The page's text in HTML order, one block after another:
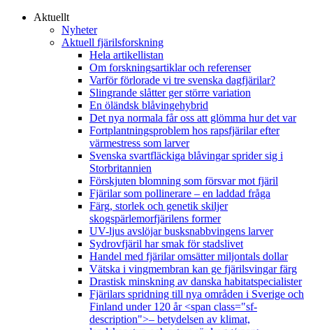
Aktuellt
Nyheter
Aktuell fjärilsforskning
Hela artikellistan
Om forskningsartiklar och referenser
Varför förlorade vi tre svenska dagfjärilar?
Slingrande slåtter ger större variation
En öländsk blåvingehybrid
Det nya normala får oss att glömma hur det var
Fortplantningsproblem hos rapsfjärilar efter
värmestress som larver
Svenska svartfläckiga blåvingar sprider sig i
Storbritannien
Förskjuten blomning som försvar mot fjäril
Fjärilar som pollinerare – en laddad fråga
Färg, storlek och genetik skiljer
skogspärlemorfjärilens former
UV-ljus avslöjar busksnabbvingens larver
Sydrovfjäril har smak för stadslivet
Handel med fjärilar omsätter miljontals dollar
Vätska i vingmembran kan ge fjärilsvingar färg
Drastisk minskning av danska habitatspecialister
Fjärilars spridning till nya områden i Sverige och
Finland under 120 år <span class="sf-
description">– betydelsen av klimat,